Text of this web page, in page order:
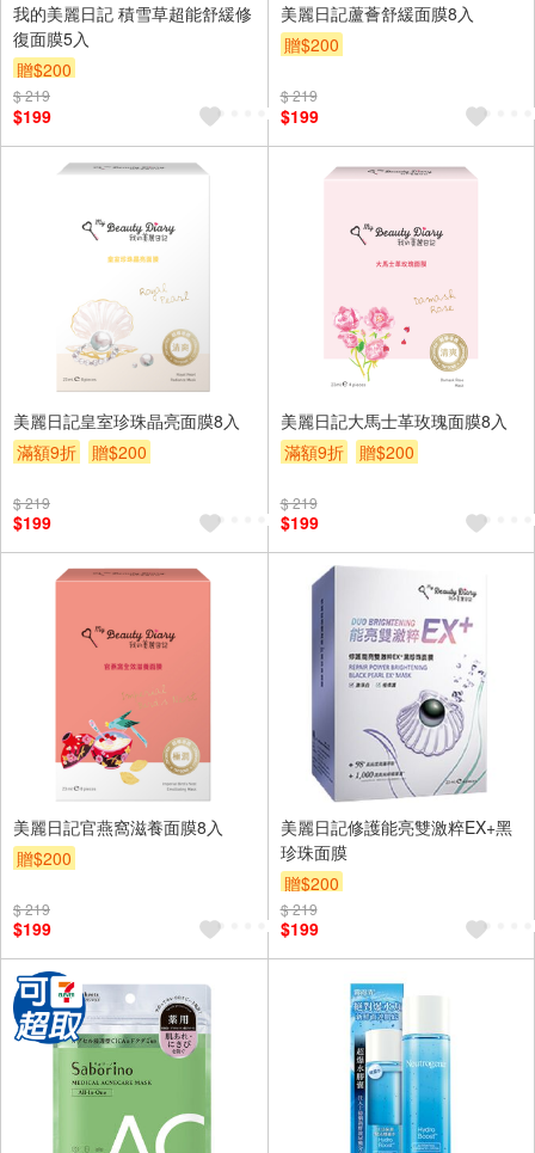
我的美麗日記 積雪草超能舒緩修
復面膜5入
贈$200
$ 219
$199
美麗日記蘆薈舒緩面膜8入
贈$200
$ 219
$199
美麗日記皇室珍珠晶亮面膜8入
滿額9折
贈$200
$ 219
$199
美麗日記大馬士革玫瑰面膜8入
滿額9折
贈$200
$ 219
$199
美麗日記官燕窩滋養面膜8入
贈$200
$ 219
$199
美麗日記修護能亮雙激粹EX+黑
珍珠面膜
贈$200
$ 219
$199